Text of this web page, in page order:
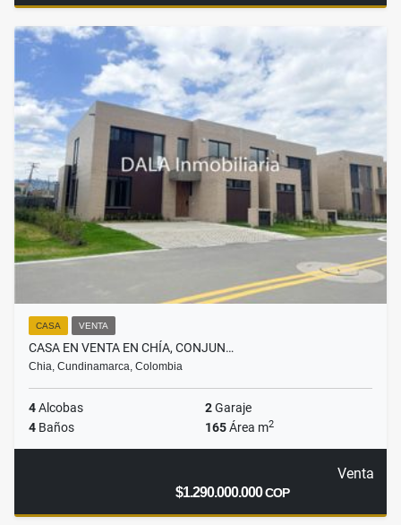
CASA VENTA
CASA EN VENTA EN CHÍA, CONJUN…
Chia, Cundinamarca, Colombia
4Alcobas 2Garaje
4 Baños 165Área m2
Venta
$1.290.000.000COP